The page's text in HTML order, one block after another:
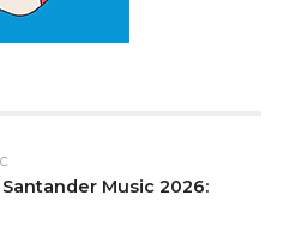
Music 2026: